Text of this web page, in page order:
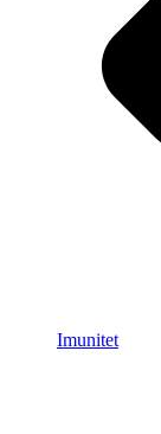
Imunitet